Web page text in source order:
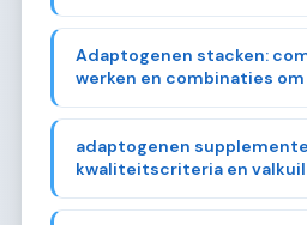
Adaptogenen stacken:
werken en combinaties
adaptogenen
kwaliteitscriteria en